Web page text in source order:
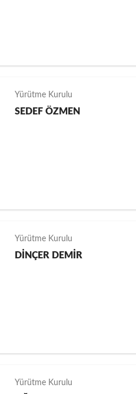
Yürütme Kurulu
SEDEF ÖZMEN
Yürütme Kurulu
DİNÇER DEMİR
Yürütme Kurulu